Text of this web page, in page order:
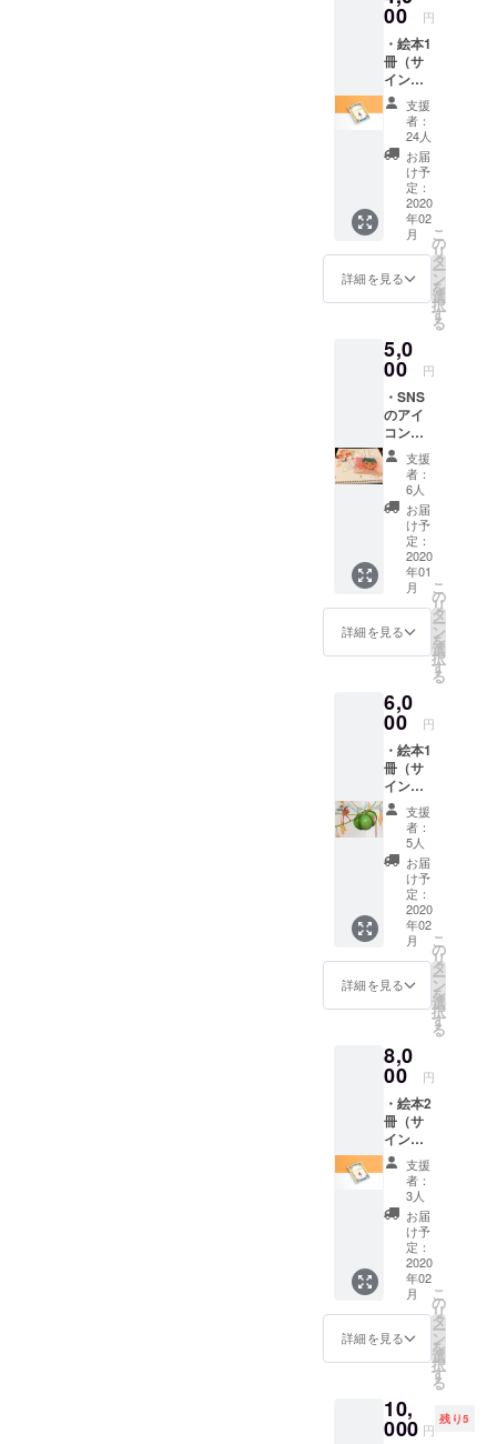
00 円
・絵本1
冊（サ
イン入
り） ・
ポスト
カード1
枚（ラ
ンダ
ム） ・
手書き
イラス
ト付き
お手紙
支援
者：
24人
お届
け予
定：
2020
年02
月
詳細を見る
こ
の
リ
タ
ー
ン
を
選
択
す
る
5,0
00 円
・SNS
のアイ
コンで
使える
あなた
の顔を
イラス
ト化し
ます！
イラス
ト化し
てほし
い写真
を頂く
ため、
後日
にてご
連絡差
し上げ
ます。
イラス
トは
データ
でお送
りしま
す。 画
像はイ
メージ
です。
お写真
の雰囲
気でイ
ラスト
ると思
いま
す。
支援
者：
6人
お届
け予
定：
2020
年01
月
詳細を見る
こ
の
リ
タ
ー
ン
を
選
択
す
る
6,0
00 円
・絵本1
冊（サ
イン入
り） ・
ポスト
カード1
枚（ラ
ンダ
ム） ・
絵本の
ワン
シーン
ポス
ター1枚
（B5）
・手書
スト付
きお手
紙
支援
者：
5人
お届
け予
定：
2020
年02
月
詳細を見る
こ
の
リ
タ
ー
ン
を
選
択
す
る
8,0
00 円
・絵本2
冊（サ
イン入
り） ・
絵本1冊
につき
ポスト
カード1
枚（ラ
ンダム
合計2
枚） ・
手書き
イラス
ト付き
お手紙
支援
者：
3人
お届
け予
定：
2020
年02
月
詳細を見る
こ
の
リ
タ
ー
ン
を
選
択
す
る
10,
000 円
残り5